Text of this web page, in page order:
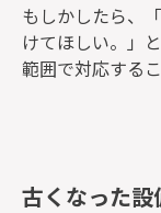
もしかしたら、
けてほしい。」
範囲で対応する
古くなった